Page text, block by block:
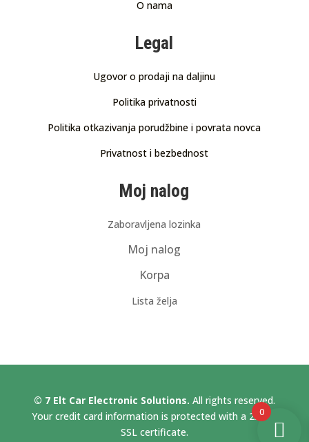
O nama
Legal
Ugovor o prodaji na daljinu
Politika privatnosti
Politika otkazivanja porudžbine i povrata novca
Privatnost i bezbednost
Moj nalog
Zaboravljena lozinka
Moj nalog
Korpa
Lista želja
© 7 Elt Car Electronic Solutions. All rights reserved.
Your credit card information is protected with a 256bit
SSL certificate.
0